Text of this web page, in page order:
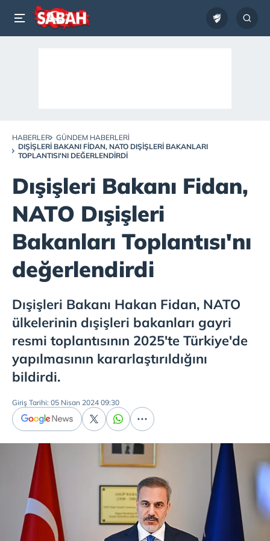
HABERLER
GÜNDEM HABERLERI
DIŞIŞLERI BAKANI FIDAN, NATO DIŞIŞLERI BAKANLARI
TOPLANTISI'NI DEĞERLENDIRDI
Dışişleri Bakanı Fidan,
NATO Dışişleri
Bakanları Toplantısı'nı
değerlendirdi
Dışişleri Bakanı Hakan Fidan, NATO
ülkelerinin dışişleri bakanları gayri
resmi toplantısının 2025'te Türkiye'de
yapılmasının kararlaştırıldığını
bildirdi.
Giriş Tarihi: 05 Nisan 2024 09:30